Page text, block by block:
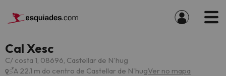
Cal Xesc
C/ costa 1, 08696, Castellar de N'hug
A 22.1 m do centro de Castellar de N'hugVer no mapa